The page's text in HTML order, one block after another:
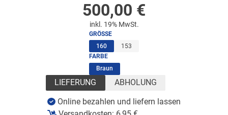
500,00 €
inkl. 19% MwSt.
GRÖSSE
160(ausgewählt)
153
FARBE
Braun(ausgewählt)
LIEFERUNG ABHOLUNG
Online bezahlen und liefern lassen